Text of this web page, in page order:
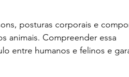
posturas corporais e
animais. Compreender essa
entre humanos e felinos e